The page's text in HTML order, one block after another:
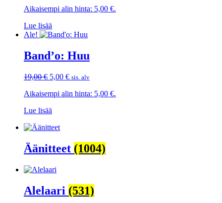
oli:
on:
Aikaisempi alin hinta: 5,00 €.
Lue lisää
Ale!
Band’o: Huu
19,00€ Alkuperäinen
oli:
5,00 €Nykyinen
on:
sis. alv
Aikaisempi alin hinta: 5,00 €.
Lue lisää
Äänitteet (1004)
Alelaari (531)